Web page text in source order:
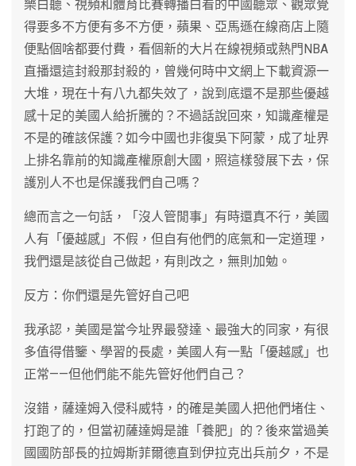
樂白聽、視頻和體育比賽轉播白看的中國聽眾、觀眾覺
得要多不方便有多不方便，蘋果、亞馬遜在線商店上隨
便點個啥都要付費，看個新的大片在線視頻或熱門NBA
直播還這封殺那封殺的，曾幾何時中文網上下載資源一
大堆，現在十有八九都失效了，說到底還不是那些優越
感十足的美國人給折騰的？不過話說回來，知識產權是
不是的確該保護？如今中國也非復吳下阿蒙，成了址界
上排名靠前的知識產權原創大國，照這樣發展下去，保
護別人不也是保護我們自己嗎？
總而言之一句話，「沒人管閒事」有時還真不行，美國
人有「優越感」不假，但自有他們的底氣和一定道理，
我們還是該從自己做起，有則改之，無則加勉。
反方：你們還是先管好自己吧
我承認，美國是當今址界最發達、最強大的同家，有很
多值得借鑒、學習的長處，美國人有一點「優越感」也
正常——但他們能不能先管好他們自己？
沒錯，薩達姆入侵科威特，的確是美國人把他們堵住、
打跑了的，但當初薩達姆是誰「養肥」的？後來當過美
國國防部長的拉姆斯菲爾德直到伊拉克出兵前夕，不是